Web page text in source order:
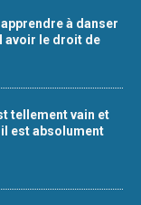
à danser
avoir le droit de
tellement vain et
est absolument